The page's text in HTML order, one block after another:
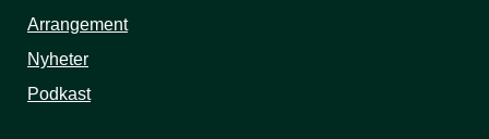
Arrangement
Nyheter
Podkast